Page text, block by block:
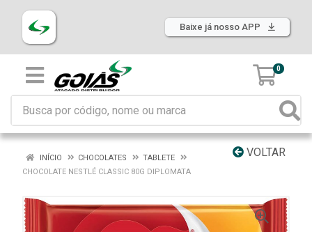
Baixe já nosso APP
0
VOLTAR
INÍCIO CHOCOLATES
TABLETE
CHOCOLATE NESTLÉ CLASSIC 80G DIPLOMATA